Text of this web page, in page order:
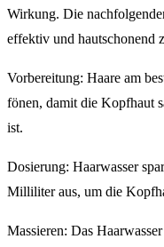
Wirkung. Die
effektiv und hautschonend
Vorbereitung: Haare am
fönen, damit die Kopfhaut
ist.
Dosierung: Haarwasser
Milliliter aus, um die
Massieren: Das